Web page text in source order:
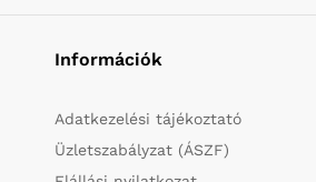
Információk
Adatkezelési tájékoztató
Üzletszabályzat (ÁSZF)